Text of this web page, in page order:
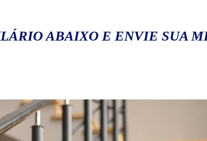
ABAIXO E ENVIE SUA